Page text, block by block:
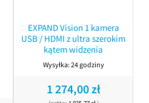
EXPAND Vision 1 kamera
USB / HDMI z ultra szerokim
kątem widzenia
Wysyłka:24 godziny
1 274,00 zł